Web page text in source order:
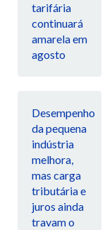
tarifária
continuará
amarela em
agosto
Desempenho
da pequena
indústria
melhora,
mas carga
tributária e
juros ainda
travam o